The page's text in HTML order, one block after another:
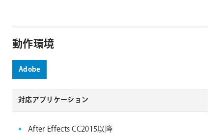
動作環境
Adobe
対応アプリケーション
After Effects CC2015以降